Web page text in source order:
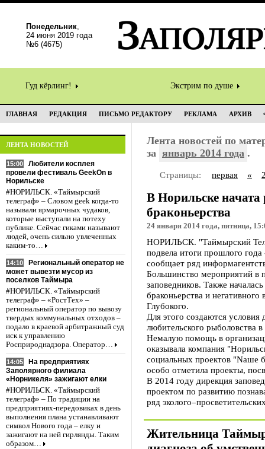
Понедельник,
24 июня 2019 года
№6 (4675)
Гуд кёрлинг! Экстрим по душе
ГЛАВНАЯ РЕДАКЦИЯ ПИСЬМО РЕДАКТОРУ РЕКЛАМА АРХИВ
ЛЕНТА НОВОСТЕЙ
15:00
Любители косплея
провели фестиваль GeekOn в
Норильске
#НОРИЛЬСК. «Таймырский
телеграф» – Словом geek когда-то
называли ярмарочных чудаков,
которые выступали на потеху
публике. Сейчас гиками называют
людей, очень сильно увлеченных
каким-то…
14:10
Региональный оператор не
может вывезти мусор из
поселков Таймыра
#НОРИЛЬСК. «Таймырский
телеграф» – «РостТех» –
региональный оператор по вывозу
твердых коммунальных отходов –
подало в краевой арбитражный суд
иск к управлению
Росприроднадзора. Оператор…
14:05
На предприятиях
Заполярного филиала
«Норникеля» зажигают елки
#НОРИЛЬСК. «Таймырский
телеграф» – По традиции на
предприятиях-передовиках в день
выполнения плана устанавливают
символ Нового года – елку и
зажигают на ней гирлянды. Таким
образом…
Лента новостей по
за январь 2014 года .
Страницы: первая «
В Норильске
браконьерства
24 января 2014 года, пятница,
НОРИЛЬСК. "Таймырский
подвела итоги прошлого
сообщает ряд
Большинство мероприятий
заповедников. Также
браконьерства и
Глубокого.
Для этого создаются условия
любительского рыболовства
Немалую помощь в
оказывала компания
социальных проектов "Nаше
особо отметила проекты,
В 2014 году дирекция
проектом по развитию
ряд
Жительница